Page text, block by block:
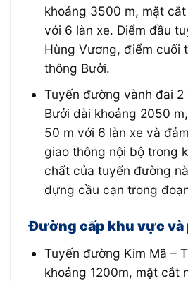
khoảng 3500 m, mặt
với 6 làn xe. Điểm đầu
Hùng Vương, điểm cuối
thông Bưởi.
Tuyến đường vành đai 2
Bưởi dài khoảng 2050
50 m với 6 làn xe và
giao thông nội bộ trong
chất của tuyến đường
dựng cầu cạn trong
Đường cấp khu vực và
Tuyến đường Kim Mã –
khoảng 1200m, mặt cắt